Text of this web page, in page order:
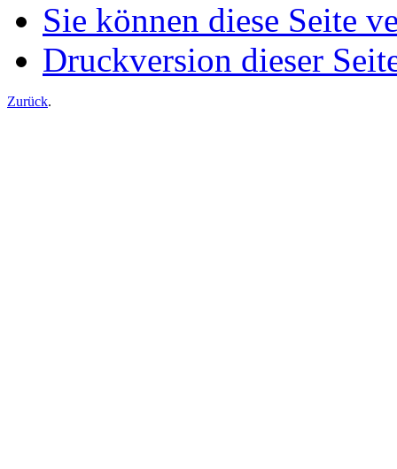
Sie können diese Seite
Druckversion dieser
Zurück.